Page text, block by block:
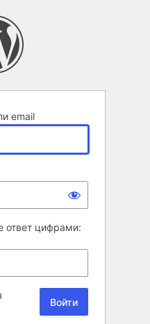
email
ответ цифрами: